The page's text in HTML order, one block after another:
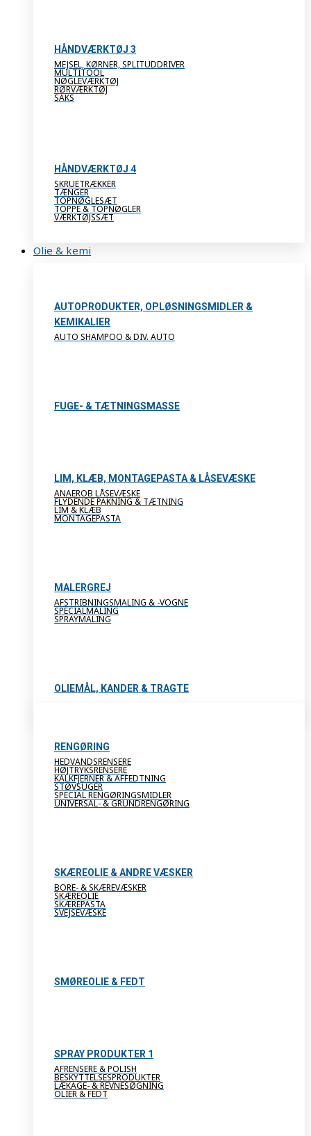
HÅNDVÆRKTØJ 3
MEJSEL, KØRNER, SPLITUDDRIVER
MULTITOOL
NØGLEVÆRKTØJ
RØRVÆRKTØJ
SAKS
HÅNDVÆRKTØJ 4
SKRUETRÆKKER
TÆNGER
TOPNØGLESÆT
TOPPE & TOPNØGLER
VÆRKTØJSSÆT
Olie & kemi
AUTOPRODUKTER, OPLØSNINGSMIDLER &
KEMIKALIER
AUTO SHAMPOO & DIV. AUTO
FUGE- & TÆTNINGSMASSE
LIM, KLÆB, MONTAGEPASTA & LÅSEVÆSKE
ANAEROB LÅSEVÆSKE
FLYDENDE PAKNING & TÆTNING
LIM & KLÆB
MONTAGEPASTA
MALERGREJ
AFSTRIBNINGSMALING & -VOGNE
SPECIALMALING
SPRAYMALING
OLIEMÅL, KANDER & TRAGTE
RENGØRING
HEDVANDSRENSERE
HØJTRYKSRENSERE
KALKFJERNER & AFFEDTNING
STØVSUGER
SPECIAL RENGØRINGSMIDLER
UNIVERSAL- & GRUNDRENGØRING
SKÆREOLIE & ANDRE VÆSKER
BORE- & SKÆREVÆSKER
SKÆREOLIE
SKÆREPASTA
SVEJSEVÆSKE
SMØREOLIE & FEDT
SPRAY PRODUKTER 1
AFRENSERE & POLISH
BESKYTTELSESPRODUKTER
LÆKAGE- & REVNESØGNING
OLIER & FEDT